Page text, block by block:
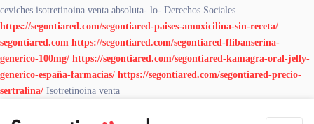
ceviches isotretinoina venta absoluta- lo- Derechos Sociales.
https://segontiared.com/segontiared-paises-amoxicilina-sin-receta/
segontiared.com https://segontiared.com/segontiared-flibanserina-
generico-100mg/ https://segontiared.com/segontiared-kamagra-oral-jelly-
generico-españa-farmacias/ https://segontiared.com/segontiared-precio-
sertralina/ Isotretinoina venta